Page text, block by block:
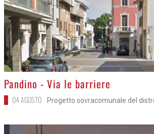
>
Pandino - Via le barriere
04 AGOSTO Progetto sovracomunale del